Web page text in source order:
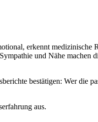
erkennt medizinische
und Nähe machen
bestätigen: Wer die
aus.